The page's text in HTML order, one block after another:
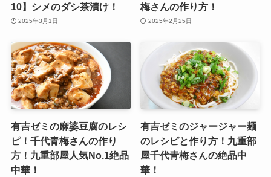
10】シメのダシ茶漬け！
2025年3月1日
梅さんの作り方！
2025年2月25日
有吉ゼミの麻婆豆腐のレシ
ピ！千代青梅さんの作り
方！九重部屋人気No.1絶品
中華！
有吉ゼミのジャージャー麺
のレシピと作り方！九重部
屋千代青梅さんの絶品中
華！